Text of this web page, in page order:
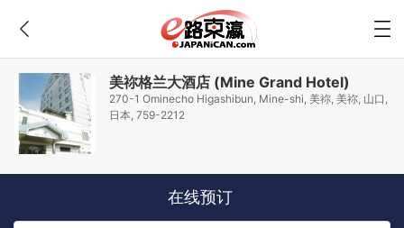
美祢格兰大酒店 (Mine Grand Hotel)
270-1 Ominecho Higashibun, Mine-shi, 美祢, 美祢, 山口,
日本, 759-2212
在线预订